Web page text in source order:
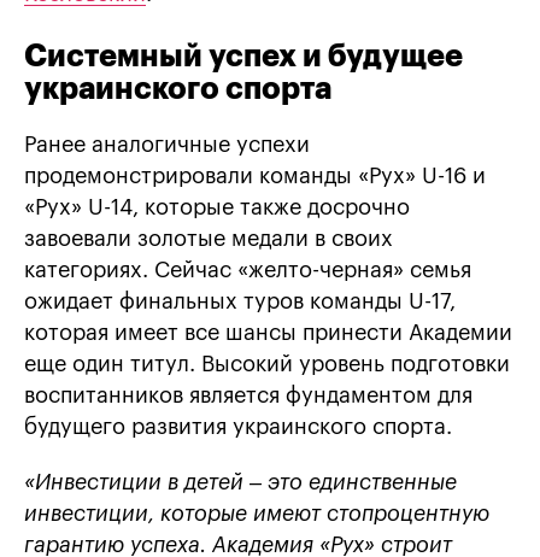
Системный успех и будущее
украинского спорта
Ранее аналогичные успехи
продемонстрировали команды «Рух» U-16 и
«Рух» U-14, которые также досрочно
завоевали золотые медали в своих
категориях. Сейчас «желто-черная» семья
ожидает финальных туров команды U-17,
которая имеет все шансы принести Академии
еще один титул. Высокий уровень подготовки
воспитанников является фундаментом для
будущего развития украинского спорта.
«Инвестиции в детей – это единственные
инвестиции, которые имеют стопроцентную
гарантию успеха. Академия «Рух» строит